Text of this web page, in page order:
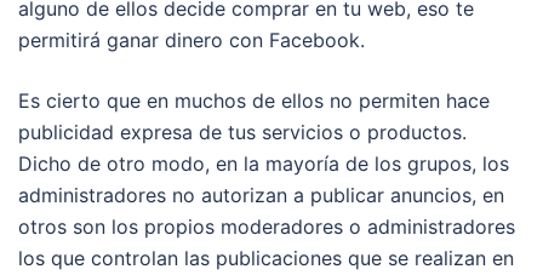
alguno de ellos decide comprar en tu web, eso te
permitirá ganar dinero con Facebook.
Es cierto que en muchos de ellos no permiten hace
publicidad expresa de tus servicios o productos.
Dicho de otro modo, en la mayoría de los grupos, los
administradores no autorizan a publicar anuncios, en
otros son los propios moderadores o administradores
los que controlan las publicaciones que se realizan en